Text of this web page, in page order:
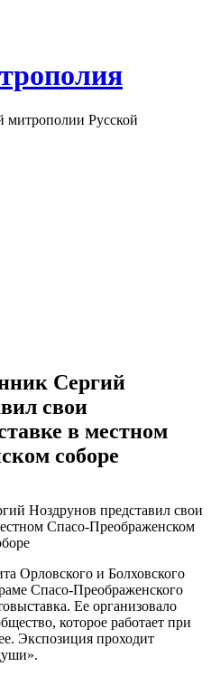
митрополии Русской
Сергий
свои
в местном
соборе
Орловского и Болховского
Спасо-Преображенского
Ее организовало
которое работает при
Экспозиция проходит